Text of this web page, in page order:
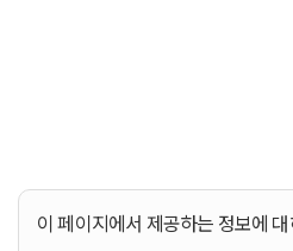
이 페이지에서 제공하는 정보에